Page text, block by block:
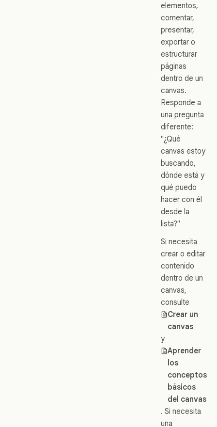
elementos,
comentar,
presentar,
exportar o
estructurar
páginas
dentro de un
canvas.
Responde a
una pregunta
diferente:
"¿Qué
canvas estoy
buscando,
dónde está y
qué puedo
hacer con él
desde la
lista?"
Si necesita
crear o editar
contenido
dentro de un
canvas,
consulte
Crear un
canvas
y
Aprender
los
conceptos
básicos
del canvas
. Si necesita
una